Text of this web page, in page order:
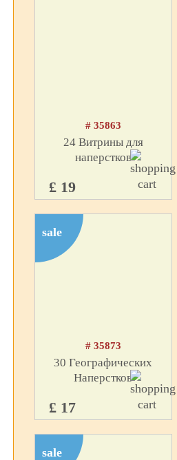
# 35863
24 Витрины для
наперстков
£ 19
sale
# 35873
30 Географических
Наперстков
£ 17
sale